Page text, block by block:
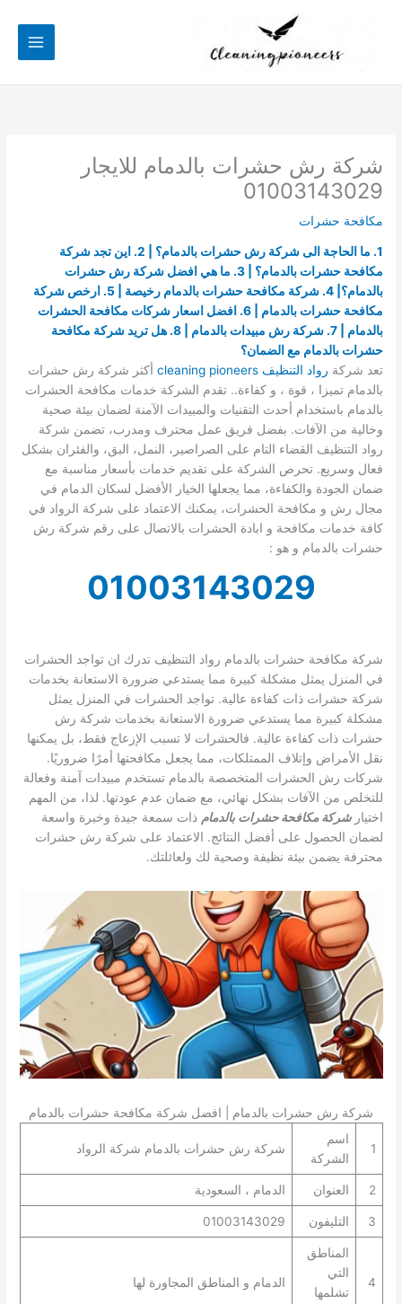
شركة رش حشرات بالدمام للايجار
01003143029
مكافحة حشرات
1. ما الحاجة الى شركة رش حشرات بالدمام؟ | 2. اين تجد شركة
مكافحة حشرات بالدمام؟ | 3. ما هي افضل شركة رش حشرات
بالدمام؟| 4. شركة مكافحة حشرات بالدمام رخيصة | 5. ارخص شركة
مكافحة حشرات بالدمام | 6. افضل اسعار شركات مكافحة الحشرات
بالدمام | 7. شركة رش مبيدات بالدمام | 8. هل تريد شركة مكافحة
حشرات بالدمام مع الضمان؟
تعد شركة ر واد التنظيف cleaning pioneers
أكثر شركة رش حشرات
بالدمام تميزا ، قوة ، و كفاءة.. تقدم الشركة خدمات مكافحة الحشرات
بالدمام باستخدام أحدث التقنيات والمبيدات الآمنة لضمان بيئة صحية
وخالية من الآفات. بفضل فريق عمل محترف ومدرب، تضمن شركة
رواد التنظيف القضاء التام على الصراصير، النمل، البق، والفئران بشكل
فعال وسريع. تحرص الشركة على تقديم خدمات بأسعار مناسبة مع
ضمان الجودة والكفاءة، مما يجعلها الخيار الأفضل لسكان الدمام في
مجال رش و مكافحة الحشرات، يمكنك الاعتماد على شركة الرواد في
كافة خدمات مكافحة و ابادة الحشرات بالاتصال على رقم شركة رش
حشرات بالدمام و هو :
01003143029
شركة مكافحة حشرات بالدمام رواد التنظيف تدرك ان تواجد الحشرات
في المنزل يمثل مشكلة كبيرة مما يستدعي ضرورة الاستعانة بخدمات
شركة حشرات ذات كفاءة عالية. تواجد الحشرات في المنزل يمثل
مشكلة كبيرة مما يستدعي ضرورة الاستعانة بخدمات شركة رش
حشرات ذات كفاءة عالية. فالحشرات لا تسبب الإزعاج فقط، بل يمكنها
نقل الأمراض وإتلاف الممتلكات، مما يجعل مكافحتها أمرًا ضروريًا.
شركات رش الحشرات المتخصصة بالدمام تستخدم مبيدات آمنة وفعالة
للتخلص من الآفات بشكل نهائي، مع ضمان عدم عودتها. لذا، من المهم
اختيارشركة مكافحة حشرات بالدمام ذات سمعة جيدة وخبرة واسعة
لضمان الحصول على أفضل النتائج. الاعتماد على شركة رش حشرات
محترفة يضمن بيئة نظيفة وصحية لك ولعائلتك.
شركة رش حشرات بالدمام | افضل شركة مكافحة حشرات بالدمام
1
اسم
الشركة
شركة رش حشرات بالدمام شركة الرواد
2 العنوان الدمام ، السعودية
3 التليفون 01003143029
4
المناطق
التي
تشلمها
الدمام و المناطق المجاورة لها